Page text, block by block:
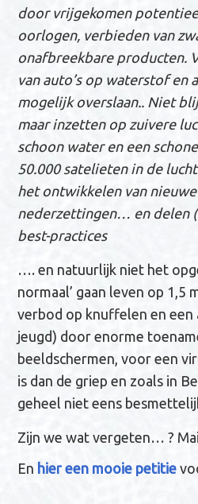
door vrijgekomen
oorlogen, verbieden van
onafbreekbare producten.
van auto’s op waterstof en
mogelijk overslaan.. Niet
maar inzetten op zuivere
schoon water en een
50.000 satelieten in de
het ontwikkelen van
nederzettingen… en delen
best-practices
…. en natuurlijk niet het
normaal’ gaan leven op 1,5
verbod op knuffelen en een
jeugd) door enorme
beeldschermen, voor een
is dan de griep en zoals in
geheel niet eens
Zijn we wat vergeten… ?
En hier een mooie petitie